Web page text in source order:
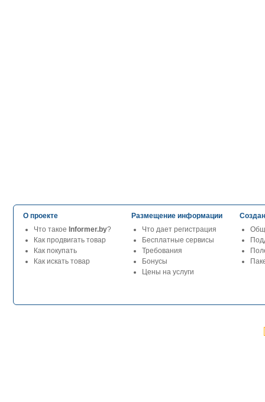
О проекте
Что такое Informer.by?
Как продвигать товар
Как покупать
Как искать товар
Размещение информации
Что дает регистрация
Бесплатные сервисы
Требования
Бонусы
Цены на услуги